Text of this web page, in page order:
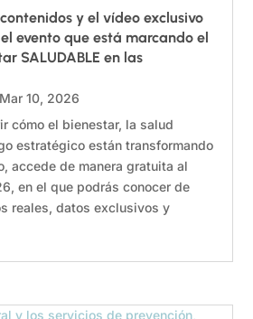
y el vídeo exclusivo
evento que está marcando el
SALUDABLE en las
Mar 10, 2026
cómo el bienestar, la salud
estratégico están transformando
accede de manera gratuita al
en el que podrás conocer de
reales, datos exclusivos y